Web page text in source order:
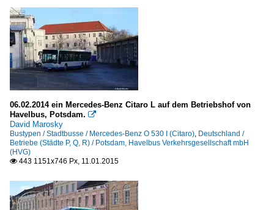
06.02.2014 ein Mercedes-Benz Citaro L auf dem Betriebshof von
Havelbus, Potsdam. 
David Marosky
Bustypen / Stadtbusse / Mercedes-Benz O 530 I (Citaro), Deutschland /
Betriebe (Städte P, Q, R) / Potsdam, Havelbus Verkehrsgesellschaft mbH
(HVG)
 443 1151x746 Px, 11.01.2015